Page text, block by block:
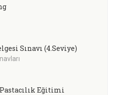
Sınavı (4.Seviye)
Eğitimi